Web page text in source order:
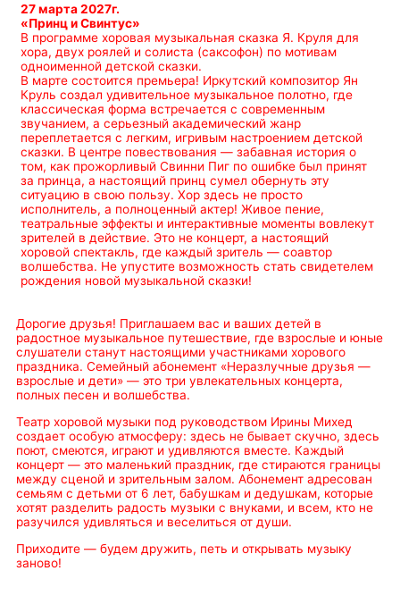
27 марта 2027г.
«Принц и Свинтус»
В программе хоровая музыкальная сказка Я. Круля для
хора, двух роялей и солиста (саксофон) по мотивам
одноименной детской сказки.
В марте состоится премьера! Иркутский композитор Ян
Круль создал удивительное музыкальное полотно, где
классическая форма встречается с современным
звучанием, а серьезный академический жанр
переплетается с легким, игривым настроением детской
сказки. В центре повествования — забавная история о
том, как прожорливый Свинни Пиг по ошибке был принят
за принца, а настоящий принц сумел обернуть эту
ситуацию в свою пользу. Хор здесь не просто
исполнитель, а полноценный актер! Живое пение,
театральные эффекты и интерактивные моменты вовлекут
зрителей в действие. Это не концерт, а настоящий
хоровой спектакль, где каждый зритель — соавтор
волшебства. Не упустите возможность стать свидетелем
рождения новой музыкальной сказки!
Дорогие друзья! Приглашаем вас и ваших детей в
радостное музыкальное путешествие, где взрослые и юные
слушатели станут настоящими участниками хорового
праздника. Семейный абонемент «Неразлучные друзья —
взрослые и дети» — это три увлекательных концерта,
полных песен и волшебства.
Театр хоровой музыки под руководством Ирины Михед
создает особую атмосферу: здесь не бывает скучно, здесь
поют, смеются, играют и удивляются вместе. Каждый
концерт — это маленький праздник, где стираются границы
между сценой и зрительным залом. Абонемент адресован
семьям с детьми от 6 лет, бабушкам и дедушкам, которые
хотят разделить радость музыки с внуками, и всем, кто не
разучился удивляться и веселиться от души.
Приходите — будем дружить, петь и открывать музыку
заново!